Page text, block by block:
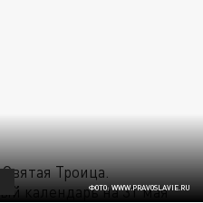
ФОТО: WWW.PRAVOSLAVIE.RU